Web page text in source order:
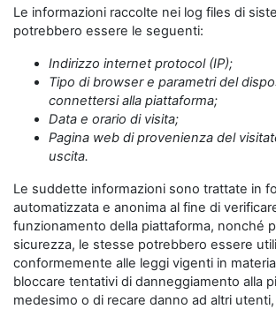
Le informazioni raccolte nei log files di
potrebbero essere le seguenti:
Indirizzo internet protocol (IP);
Tipo di browser e parametri del
connettersi alla piattaforma;
Data e orario di visita;
Pagina web di provenienza del
uscita.
Le suddette informazioni sono trattate in
automatizzata e anonima al fine di
funzionamento della piattaforma, nonché
sicurezza, le stesse potrebbero essere
conformemente alle leggi vigenti in
bloccare tentativi di danneggiamento alla
medesimo o di recare danno ad altri